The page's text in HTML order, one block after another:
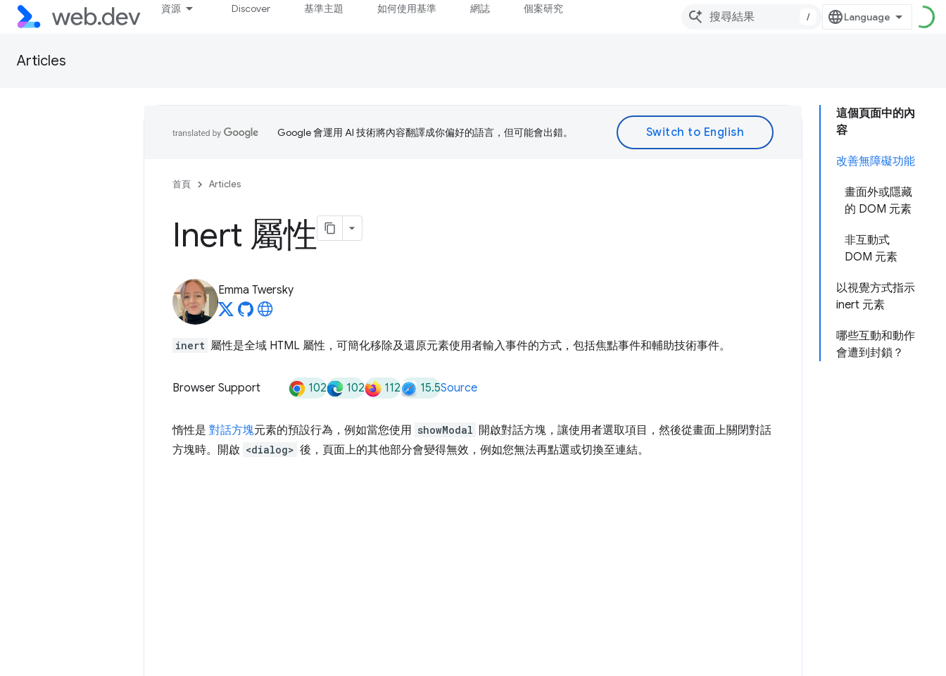
資源 Discover 基準主題 如何使用基準 網誌 個案研究
/
Articles
這個頁面中的內
容
改善無障礙功能
畫面外或隱藏
的 DOM 元素
非互動式
DOM 元素
以視覺方式指示
inert 元素
哪些互動和動作
會遭到封鎖？
Google 會運用 AI 技術將內容翻譯成你偏好的語言，但可能會出錯。
首頁 Articles
Inert 屬性
Emma Twersky
inert 屬性是全域 HTML 屬性，可簡化移除及還原元素使用者輸入事件的方式，包括焦點事件和輔助技術事件。
Browser Support 102 102 112 15.5Source
惰性是 對話方塊元素的預設行為，例如當您使用 showModal 開啟對話方塊，讓使用者選取項目，然後從畫面上關閉對話
方塊時。開啟 <dialog> 後，頁面上的其他部分會變得無效，例如您無法再點選或切換至連結。